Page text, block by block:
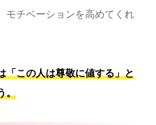
モチベーションを高めてくれ
「この人は尊敬に値する」と
。